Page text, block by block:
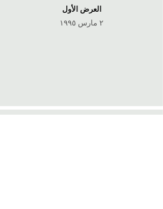
العرض الأول
٢ مارس ١٩٩٥